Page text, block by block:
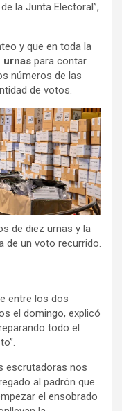
la Junta Electoral”,
y que en toda la
urnas para contar
números de las
de votos.
de diez urnas y la
de un voto recurrido.
entre los dos
el domingo, explicó
todo el
escrutadoras nos
al padrón que
el ensobrado